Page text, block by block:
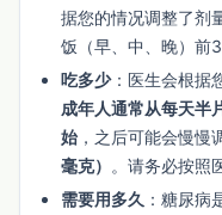
据您的情况调整了剂
饭（早、中、晚）前
吃多少：医生会根据
成年人通常从每天半
始 ，之后可能会慢慢
毫克） 。请务必按照
需要用多久 ：糖尿病